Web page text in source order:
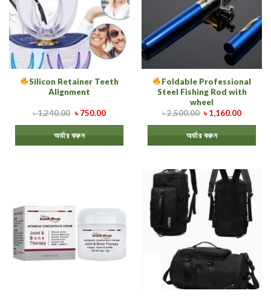
Silicon Retainer Teeth
Alignment
৳1,240.00 ৳750.00
অর্ডার করুন
Foldable Professional
Steel Fishing Rod with
wheel
৳2,500.00 ৳1,160.00
অর্ডার করুন